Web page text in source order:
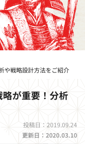
や戦略設計方法をご紹介
が重要！分析
投稿日：2019.09.24
更新日：2020.03.10